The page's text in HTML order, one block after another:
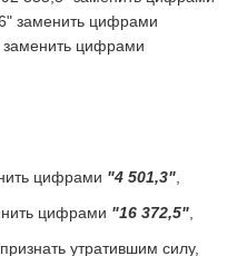
заменить цифрами
цифрами
цифрами "4 501,3"
цифрами "16 372,5"
утратившим силу,